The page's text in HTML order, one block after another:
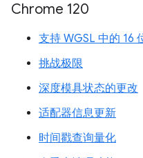
Chrome 120
支持 WGSL 中的 16
挑战极限
深度模具状态的更改
适配器信息更新
时间戳查询量化